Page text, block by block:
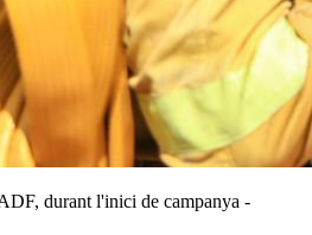
durant l'inici de campanya -